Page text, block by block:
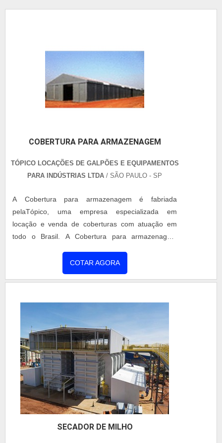
COBERTURA PARA ARMAZENAGEM
TÓPICO LOCAÇÕES DE GALPÕES E EQUIPAMENTOS
PARA INDÚSTRIAS LTDA / SÃO PAULO - SP
A Cobertura para armazenagem é fabriada
pelaTópico, uma empresa especializada em
locação e venda de coberturas com atuação em
todo o Brasil. A Cobertura para armazenagem
do solo. Estrutura com durabilidade de 40 anos,
montagem rápida e segura e vão totalmente livre:
COTAR AGORA
SECADOR DE MILHO